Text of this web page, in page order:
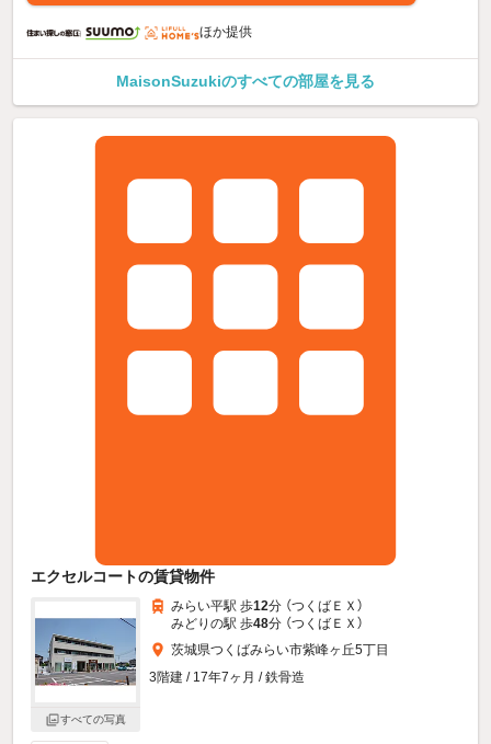
ほか提供
MaisonSuzukiのすべての部屋を見る
エクセルコートの賃貸物件
すべての写真
みらい平駅 歩12分 （つくばＥＸ）
みどりの駅 歩48分 （つくばＥＸ）
茨城県つくばみらい市紫峰ヶ丘5丁目
3階建 / 17年7ヶ月 / 鉄骨造